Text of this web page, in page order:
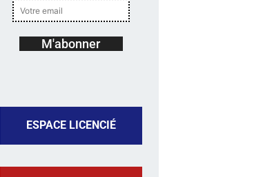
ESPACE LICENCIÉ